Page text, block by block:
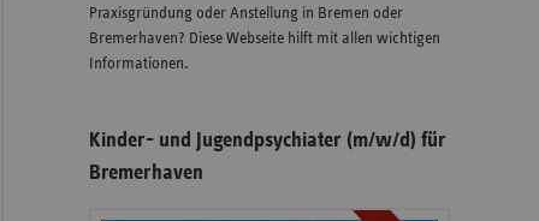
Praxisgründung oder Anstellung in Bremen oder
Bremerhaven? Diese Webseite hilft mit allen wichtigen
Informationen.
Kinder- und Jugendpsychiater (m/w/d) für
Bremerhaven